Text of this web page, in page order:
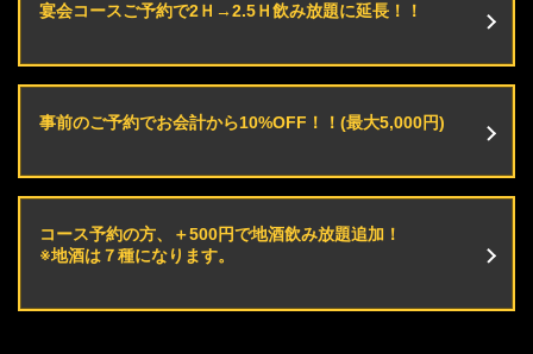
フルーツマッコリ
・ジントニック / モスコミュール / スクリュードライバー / カシスソーダ /
カシスグレープフルーツ / カシスウーロン / カシスオレンジ / レゲエパンチ /
モヒート
ロンソーダ / オレンジジュース / グレープフルーツジュース / ウーロン茶 / 緑
茶 / ジャスミン茶
宴会コースご予約で2Ｈ→2.5Ｈ飲み放題に延長！！
事前のご予約でお会計から10%OFF！！(最大5,000円)
コース予約の方、＋500円で地酒飲み放題追加！
※地酒は７種になります。